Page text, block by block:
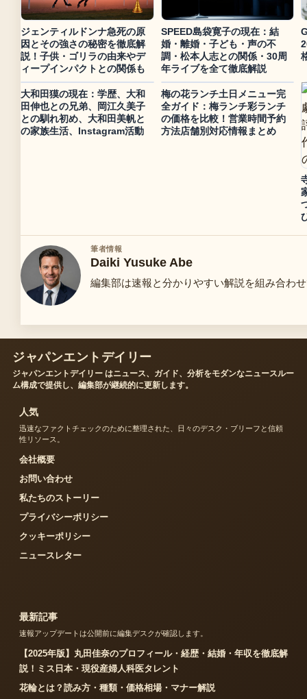
ジェンティルドンナ急死の原
因とその強さの秘密を徹底解
説！子供・ゴリラの由来やデ
ィープインパクトとの関係も
SPEED島袋寛子の現在：結
婚・離婚・子ども・声の不
調・松本人志との関係・30周
年ライブを全て徹底解説
大和田獏の現在：学歴、大和
田伸也との兄弟、岡江久美子
との馴れ初め、大和田美帆と
の家族生活、Instagram活動
梅の花ランチ土日メニュー完
全ガイド：梅ランチ彩ランチ
の価格を比較！営業時間予約
方法店舗別対応情報まとめ
筆者情報
Daiki Yusuke Abe
編集部は速報と分かりやすい解説を組み合わ
ジャパンエントデイリー
ジャパンエントデイリー はニュース、ガイド、分析をモダンなニュースルー
ム構成で提供し、編集部が継続的に更新します。
人気
迅速なファクトチェックのために整理された、日々のデスク・ブリーフと信頼
性リソース。
会社概要
お問い合わせ
私たちのストーリー
プライバシーポリシー
クッキーポリシー
ニュースレター
最新記事
速報アップデートは公開前に編集デスクが確認します。
【2025年版】丸田佳奈のプロフィール・経歴・結婚・年収を徹底解
説！ミス日本・現役産婦人科医タレント
花輪とは？読み方・種類・価格相場・マナー解説